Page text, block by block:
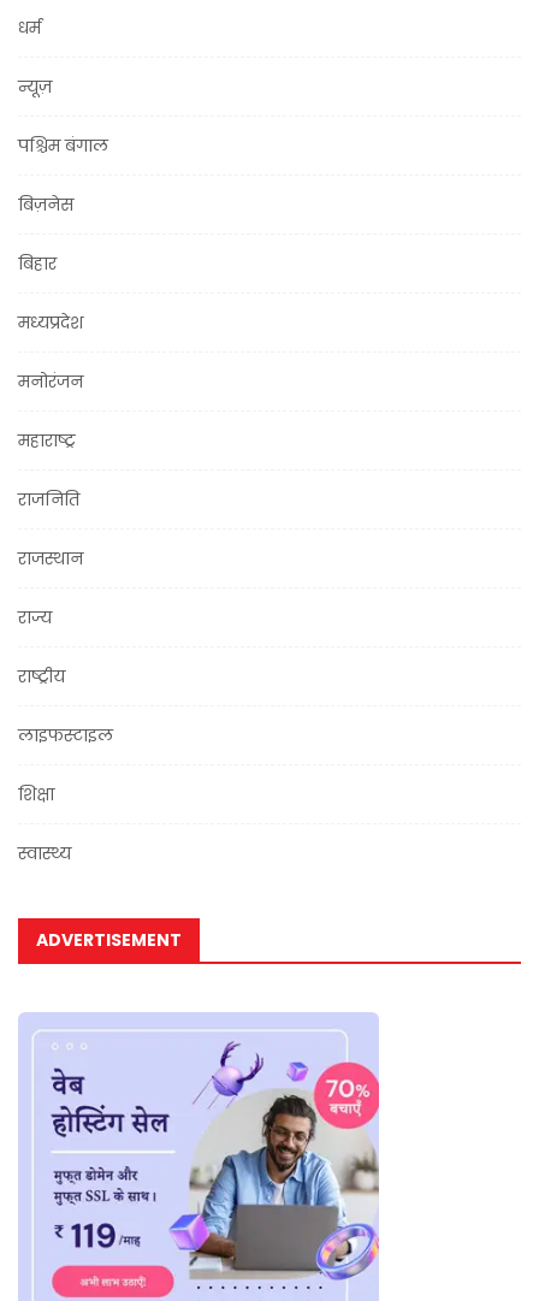
धर्म
न्यूज़
पश्चिम बंगाल
बिज़नेस
बिहार
मध्यप्रदेश
मनोरंजन
महाराष्ट्र
राजनिति
राजस्थान
राज्य
राष्ट्रीय
लाइफस्टाइल
शिक्षा
स्वास्थ्य
ADVERTISEMENT